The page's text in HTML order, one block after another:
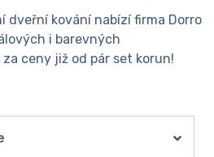
dveřní kování nabízí firma Dorro
i barevných
ceny již od pár set korun!